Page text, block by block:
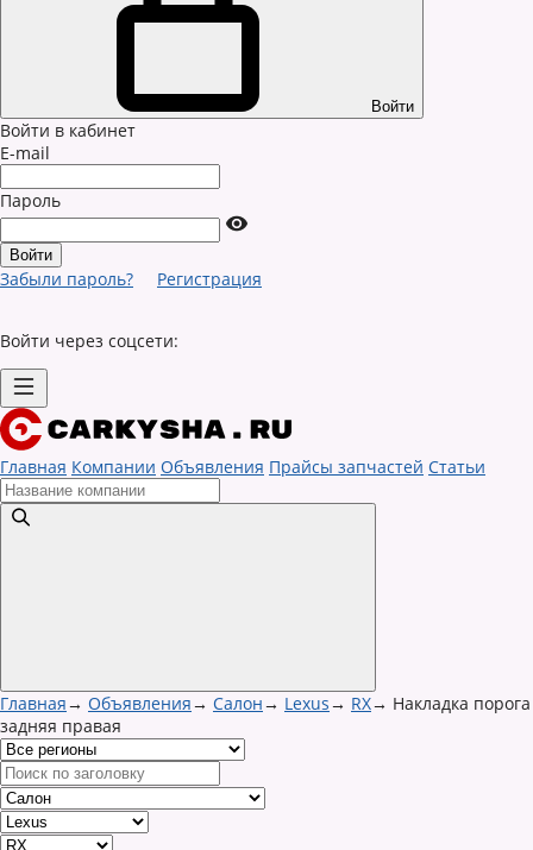
Войти
Войти в кабинет
E-mail
Пароль
Забыли пароль? Регистрация
Войти через соцсети:
Главная Компании Объявления Прайсы запчастей Статьи
Главная→ Объявления→ Салон→ Lexus→ RX→ Накладка порога
задняя правая